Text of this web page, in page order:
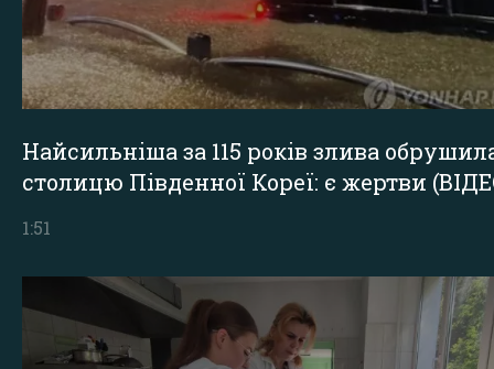
Найсильніша за 115 років злива
столицю Південної Кореї: є жертви
1:51